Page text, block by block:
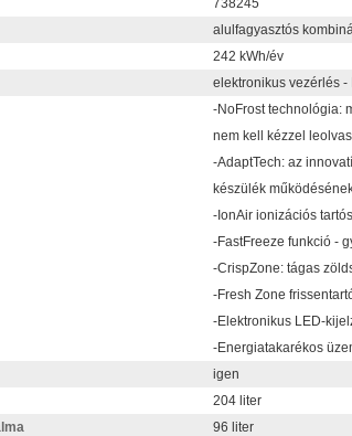
738245
alulfagyasztós
242 kWh/év
elektronikus vezérlés -
-NoFrost technológia:
nem kell kézzel
-AdaptTech: az
készülék
-IonAir ionizációs
-FastFreeze funkció -
-CrispZone: tágas
-Fresh Zone
-Elektronikus LED-
-Energiatakarékos
igen
204 liter
96 liter